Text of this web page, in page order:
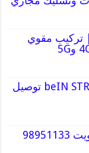
مقوي
جهاز بي ان ستريم beIN STREAM توصيل
مكتب استخراج فيزا الكويت 98951133